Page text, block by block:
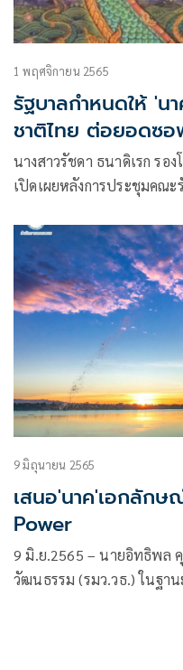
1 พฤศจิกายน 2565
รัฐบาลกำหนดให้ 'น
ชาติไทย ต่อยอดซอ
นางสาวรัชดา ธนาดิเรก รอ
เปิดเผยหลังการประชุมคณ
เป็นการประกาศในเชิงสัญลั
ประวัติศาสตร์ เอกลักษณ์แ
9 มิถุนายน 2565
เสนอ'นาค'เอกลักษ
Power
9 มิ.ย.2565 – นายอิทธิพล
วัฒนธรรม (รมว.วธ.) ในฐา